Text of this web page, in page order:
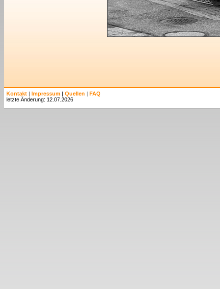
Kontakt | Impressum | Quellen | FAQ
letzte Änderung: 12.07.2026